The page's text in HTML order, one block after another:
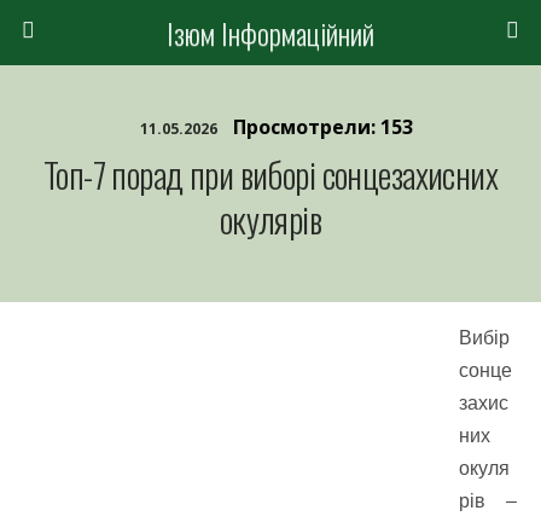
Ізюм Інформаційний
11.05.2026 Просмотрели: 153
Топ-7 порад при виборі сонцезахисних
окулярів
Вибір
сонце
захис
них
окуля
рів –